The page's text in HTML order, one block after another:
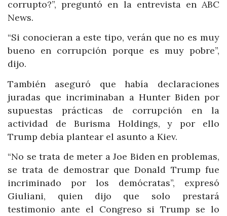
corrupto?”, preguntó en la entrevista en ABC
News.
“Si conocieran a este tipo, verán que no es muy
bueno en corrupción porque es muy pobre”,
dijo.
También aseguró que había declaraciones
juradas que incriminaban a Hunter Biden por
supuestas prácticas de corrupción en la
actividad de Burisma Holdings, y por ello
Trump debía plantear el asunto a Kiev.
“No se trata de meter a Joe Biden en problemas,
se trata de demostrar que Donald Trump fue
incriminado por los demócratas”, expresó
Giuliani, quien dijo que solo prestará
testimonio ante el Congreso si Trump se lo